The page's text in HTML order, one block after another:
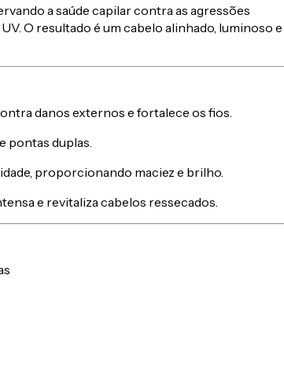
a saúde capilar contra as agressões
O resultado é um cabelo alinhado, luminoso e
danos externos e fortalece os fios.
pontas duplas.
proporcionando maciez e brilho.
e revitaliza cabelos ressecados.